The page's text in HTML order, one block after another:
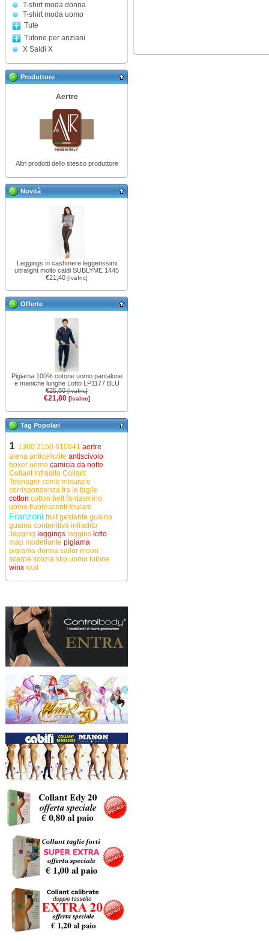
T-shirt moda donna
T-shirt moda uomo
Tute
Tutone per anziani
X Saldi X
Produttore
Aertre
Altri prodotti dello stesso produttore
Novità
Leggings in cashmere leggerissimi
ultralight molto caldi SUBLYME 1445
€21,40 [IvaInc]
Offerte
Pigiama 100% cotone uomo pantalone
e maniche lunghe Lotto LP1177 BLU
€25,80[IvaInc]
€21,80 [IvaInc]
Tag Popolari
1 1360 2150 610641 aertre
alena anticellulite antiscivolo
boxer uomo camicia da notte
Collant infradito Collant
Teenager come misurare
corrispondenza tra le taglie
cotton cotton beltfantasmino
uomo fluorescenti foulard
Franzoni fruitgestante guaina
guaina contenitiva infradito
Jegging leggings leggins lotto
map modellante pigiama
pigiama donna sailor moon
scarpe scozia slip uomo tutone
winx xxxl